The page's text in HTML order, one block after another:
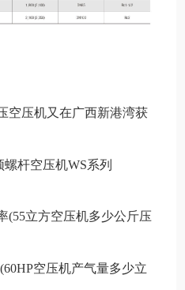
空压机又在广西新港湾获
杆空压机WS系列
(55立方空压机多少公斤压
空压机产气量多少立